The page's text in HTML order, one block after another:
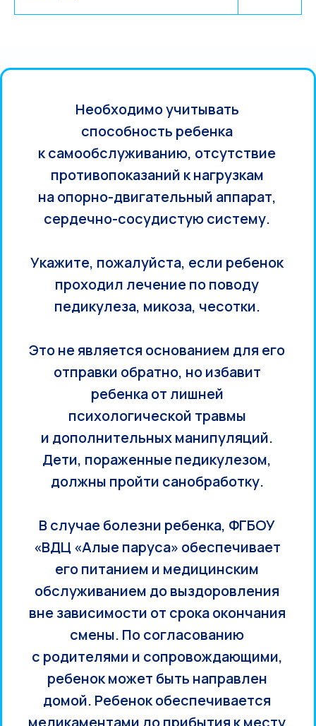
Необходимо учитывать
способность ребенка
к самообслуживанию, отсутствие
противопоказаний к нагрузкам
на опорно-двигательный аппарат,
сердечно-сосудистую систему.
Укажите, пожалуйста, если ребенок
проходил лечение по поводу
педикулеза, микоза, чесотки.
Это не является основанием для его
отправки обратно, но избавит
ребенка от лишней
психологической травмы
и дополнительных манипуляций.
Дети, пораженные педикулезом,
должны пройти санобработку.
В случае болезни ребенка, ФГБОУ
«ВДЦ «Алые паруса» обеспечивает
его питанием и медицинским
обслуживанием до выздоровления
вне зависимости от срока окончания
смены. По согласованию
с родителями и сопровождающими,
ребенок может быть направлен
домой. Ребенок обеспечивается
медикаментами до прибытия к месту